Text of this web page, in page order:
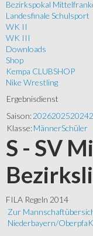
Bezirkspokal
Landesfinale Schulsport
WK II
WK III
Downloads
Shop
Kempa CLUBSHOP
Nike Wrestling
Ergebnisdienst
Saison:202620252024
Klasse:MännerSchüler
S - SV
FILA Regeln 2014
Zur
Niederbayern/Oberpfa